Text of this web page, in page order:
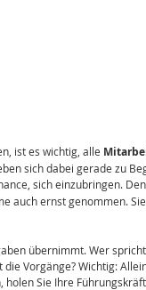
ist es wichtig, alle
sich dabei gerade zu
sich einzubringen.
auch ernst genommen.
übernimmt. Wer
Vorgänge? Wichtig:
Sie Ihre